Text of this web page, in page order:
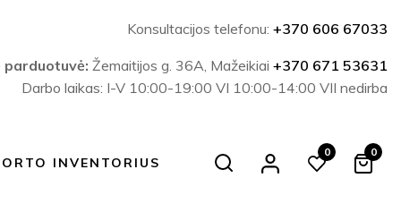
Konsultacijos telefonu: +370 606 67033
parduotuvė: Žemaitijos g. 36A, Mažeikiai +370 671 53631
Darbo laikas: I-V 10:00-19:00 VI 10:00-14:00 VII nedirba
INVENTORIUS Search
0 0